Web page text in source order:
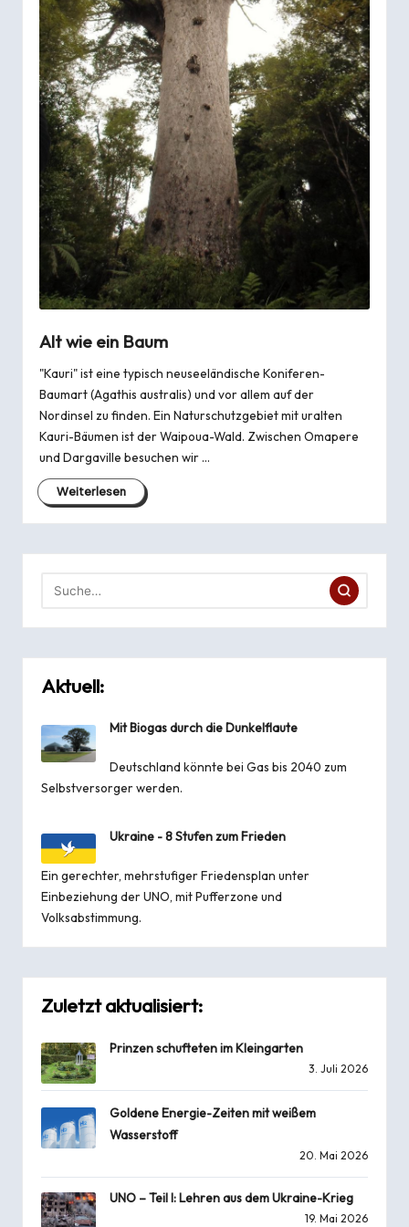
Alt wie ein Baum
"Kauri" ist eine typisch neuseeländische Koniferen-
Baumart (Agathis australis) und vor allem auf der
Nordinsel zu finden. Ein Naturschutzgebiet mit uralten
Kauri-Bäumen ist der Waipoua-Wald. Zwischen Omapere
und Dargaville besuchen wir …
Weiterlesen
Aktuell:
Mit Biogas durch die Dunkelflaute
Deutschland könnte bei Gas bis 2040 zum
Selbstversorger werden.
Ukraine - 8 Stufen zum Frieden
Ein gerechter, mehrstufiger Friedensplan unter
Einbeziehung der UNO, mit Pufferzone und
Volksabstimmung.
Zuletzt aktualisiert:
Prinzen schufteten im Kleingarten
3. Juli 2026
Goldene Energie-Zeiten mit weißem
Wasserstoff
20. Mai 2026
UNO – Teil I: Lehren aus dem Ukraine-Krieg
19. Mai 2026